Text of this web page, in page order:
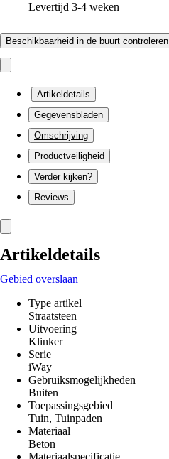
Levertijd 3-4 weken
Beschikbaarheid in de buurt controleren
Artikeldetails
Gegevensbladen
Omschrijving
Productveiligheid
Verder kijken?
Reviews
Artikeldetails
Gebied overslaan
Type artikel
Straatsteen
Uitvoering
Klinker
Serie
iWay
Gebruiksmogelijkheden
Buiten
Toepassingsgebied
Tuin, Tuinpaden
Materiaal
Beton
Materiaalspecificatie